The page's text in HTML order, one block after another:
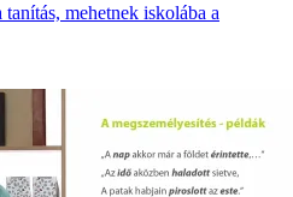
mehetnek iskolába a